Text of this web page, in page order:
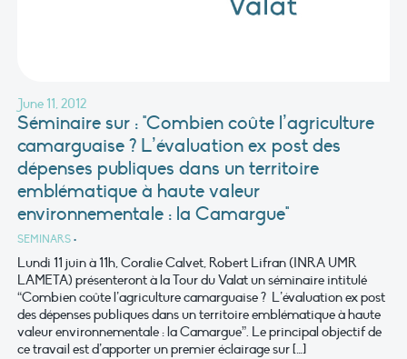
June 11, 2012
Séminaire sur : "Combien coûte l’agriculture
camarguaise ? L’évaluation ex post des
dépenses publiques dans un territoire
emblématique à haute valeur
environnementale : la Camargue"
SEMINARS •
Lundi 11 juin à 11h, Coralie Calvet, Robert Lifran (INRA UMR
LAMETA) présenteront à la Tour du Valat un séminaire intitulé
“Combien coûte l’agriculture camarguaise ? L’évaluation ex post
des dépenses publiques dans un territoire emblématique à haute
valeur environnementale : la Camargue”. Le principal objectif de
ce travail est d’apporter un premier éclairage sur […]